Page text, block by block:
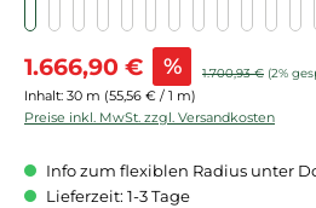
Verkaufspreis:
1.666,90 € % Regulärer Preis:
1.700,93 € (2%
Inhalt: 30 m (55,56 € / 1 m)
Preise inkl. MwSt. zzgl. Versandkosten
Info zum flexiblen Radius unter
Lieferzeit: 1-3 Tage